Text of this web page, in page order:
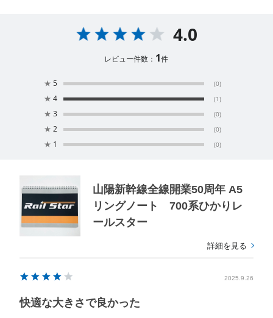
4.0
レビュー件数： 1件
★ 5 (0)
★ 4 (1)
★ 3 (0)
★ 2 (0)
★ 1 (0)
山陽新幹線全線開業50周年 A5
リングノート 700系ひかりレ
ールスター
詳細を見る
2025.9.26
快適な大きさで良かった